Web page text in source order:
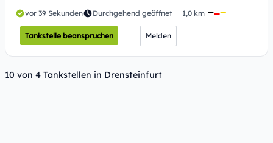
vor 39 Sekunden Durchgehend geöffnet 1,0 km
Tankstelle beanspruchen Melden
10 von 4 Tankstellen in Drensteinfurt